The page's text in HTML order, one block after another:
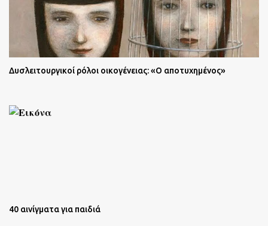
Δυσλειτουργικοί ρόλοι οικογένειας: «Ο αποτυχημένος»
40 αινίγματα για παιδιά